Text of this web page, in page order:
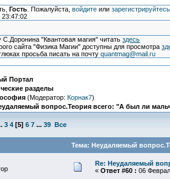
Гость. Пожалуйста, войдитеили зарегистрируйтесь.
23:47:02
С.Доронина "Квантовая магия" читатьздесь
сайта "Физика Магии" доступны для просмотра
просьба писать на почтуquantmag@mail.ru
Портал
разделы
(Модератор: Корнак7)
вопрос.Теория всего: "А был ли
3 4[5] 6 7 ... 39 Все
Тема: Неудаляемый
Re: Неудаляемый
« Ответ #60 : 06